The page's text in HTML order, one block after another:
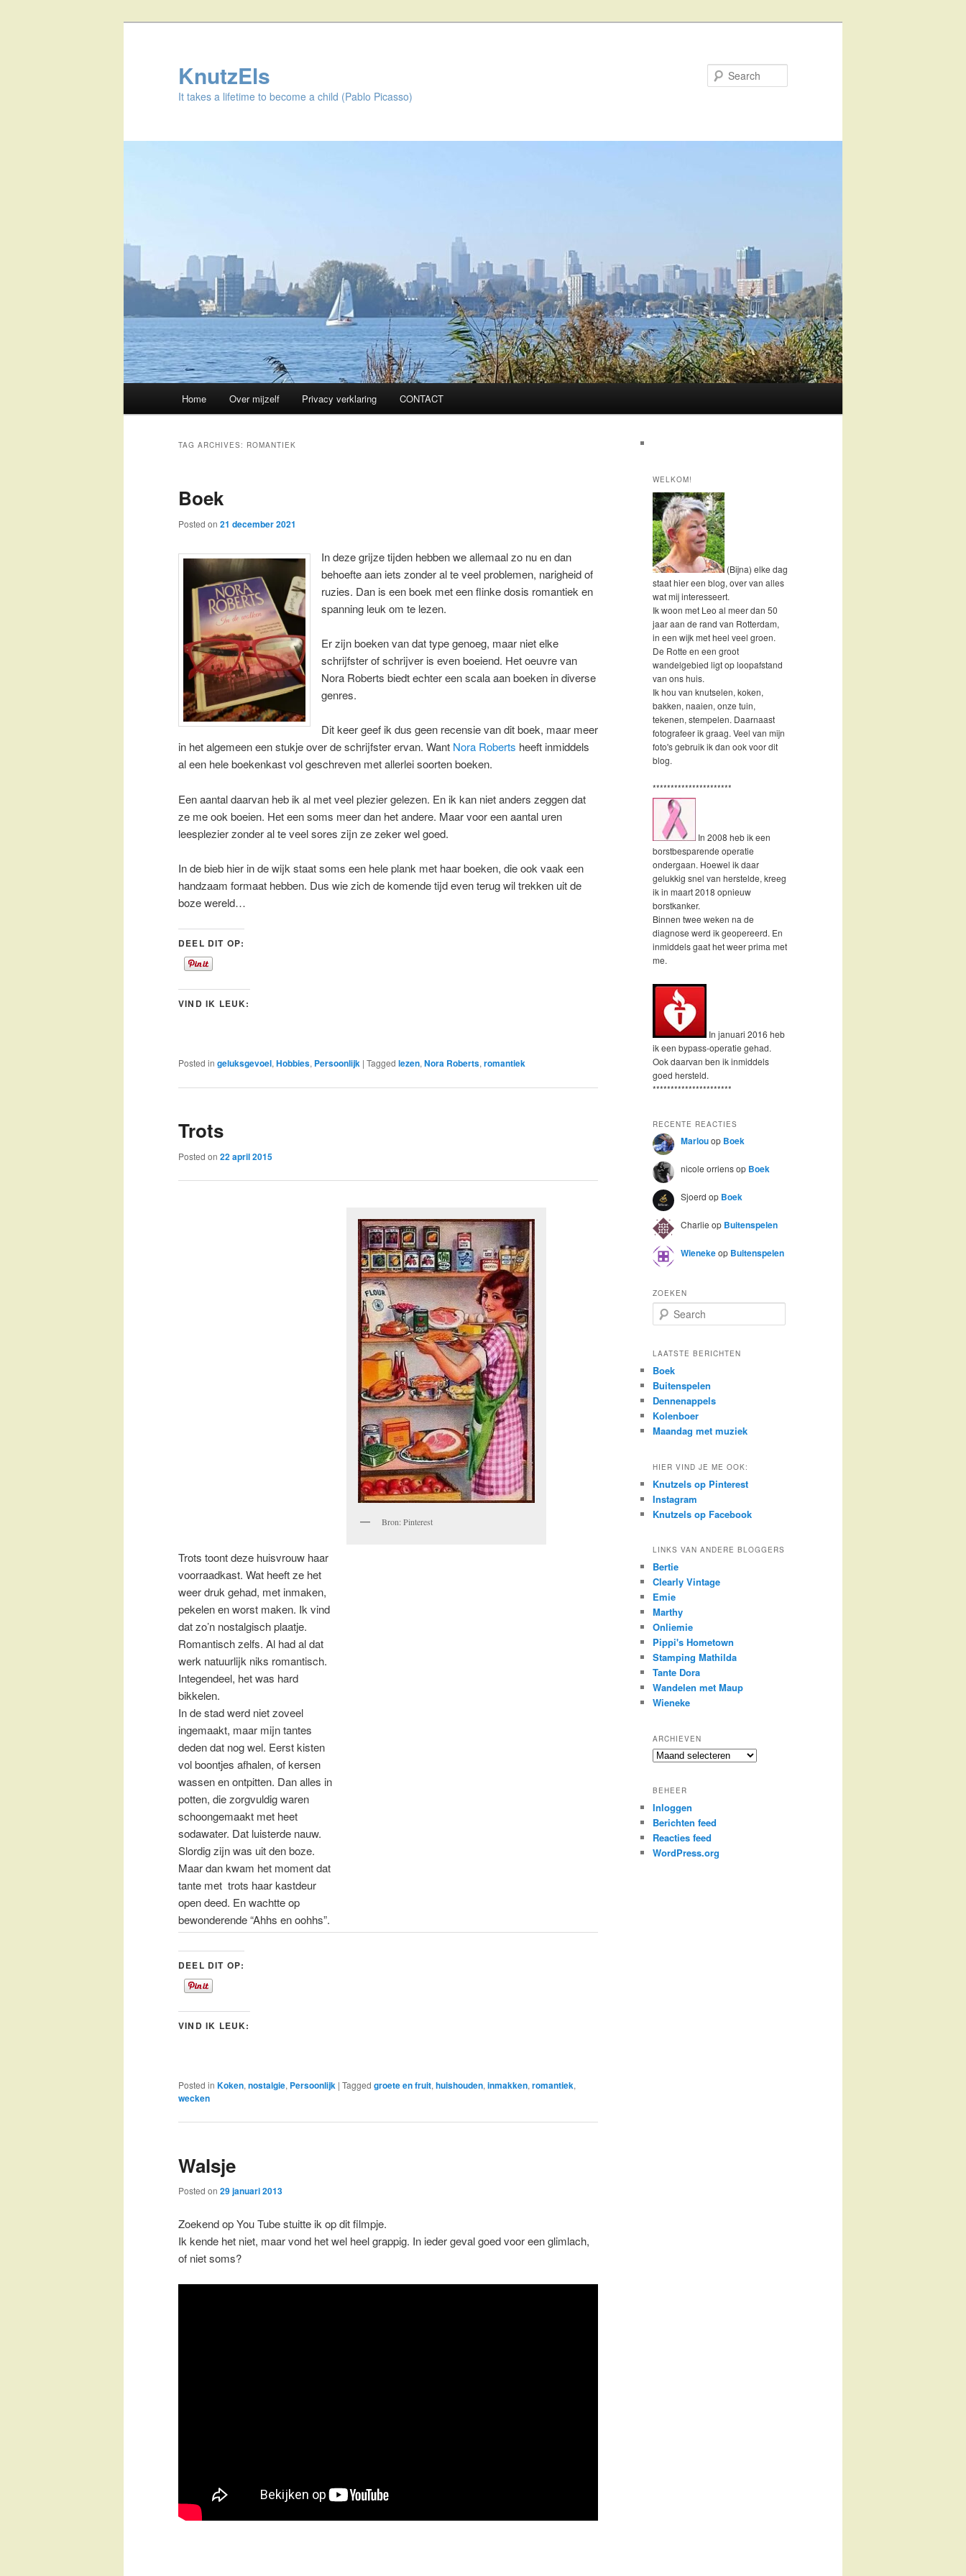
KnutzEls
It takes a lifetime to become a child (Pablo Picasso)
Skip
content
Skip
content
Home Over mijzelf Privacy verklaring CONTACT
TAG ARCHIVES: ROMANTIEK
Boek
Posted on 21 december 2021
In deze grijze tijden hebben we allemaal zo nu en dan
behoefte aan iets zonder al te veel problemen, narigheid of
ruzies. Dan is een boek met een flinke dosis romantiek en
spanning leuk om te lezen.
Er zijn boeken van dat type genoeg, maar niet elke
schrijfster of schrijver is even boeiend. Het oeuvre van
Nora Roberts biedt echter een scala aan boeken in diverse
genres.
Dit keer geef ik dus geen recensie van dit boek, maar meer
in het algemeen een stukje over de schrijfster ervan. Want Nora Roberts heeft inmiddels
al een hele boekenkast vol geschreven met allerlei soorten boeken.
Een aantal daarvan heb ik al met veel plezier gelezen. En ik kan niet anders zeggen dat
ze me ook boeien. Het een soms meer dan het andere. Maar voor een aantal uren
leesplezier zonder al te veel sores zijn ze zeker wel goed.
In de bieb hier in de wijk staat soms een hele plank met haar boeken, die ook vaak een
handzaam formaat hebben. Dus wie zich de komende tijd even terug wil trekken uit de
boze wereld…
DEEL DIT OP:
VIND IK LEUK:
Posted in geluksgevoel,Hobbies, Persoonlijk | Tagged lezen,Nora Roberts,romantiek
Trots
Posted on 22 april 2015
Trots toont deze huisvrouw haar
voorraadkast. Wat heeft ze het
weer druk gehad, met inmaken,
pekelen en worst maken. Ik vind
dat zo’n nostalgisch plaatje.
Romantisch zelfs. Al had al dat
werk natuurlijk niks romantisch.
Integendeel, het was hard
bikkelen.
In de stad werd niet zoveel
ingemaakt, maar mijn tantes
deden dat nog wel. Eerst kisten
vol boontjes afhalen, of kersen
wassen en ontpitten. Dan alles in
potten, die zorgvuldig waren
schoongemaakt met heet
sodawater. Dat luisterde nauw.
Slordig zijn was uit den boze.
Maar dan kwam het moment dat
tante met trots haar kastdeur
open deed. En wachtte op
bewonderende “Ahhs en oohhs”.
Bron: Pinterest
DEEL DIT OP:
VIND IK LEUK:
Posted in Koken, nostalgie, Persoonlijk | Tagged groete en fruit, huishouden, inmakken, romantiek,
wecken
Walsje
Posted on 29 januari 2013
Zoekend op You Tube stuitte ik op dit filmpje.
Ik kende het niet, maar vond het wel heel grappig. In ieder geval goed voor een glimlach,
of niet soms?
WELKOM!
(Bijna) elke dag
staat hier een blog, over van alles
wat mij interesseert.
Ik woon met Leo al meer dan 50
jaar aan de rand van Rotterdam,
in een wijk met heel veel groen.
De Rotte en een groot
wandelgebied ligt op loopafstand
van ons huis.
Ik hou van knutselen, koken,
bakken, naaien, onze tuin,
tekenen, stempelen. Daarnaast
fotografeer ik graag. Veel van mijn
foto's gebruik ik dan ook voor dit
blog.
**********************
In 2008 heb ik een
borstbesparende operatie
ondergaan. Hoewel ik daar
gelukkig snel van herstelde, kreeg
ik in maart 2018 opnieuw
borstkanker.
Binnen twee weken na de
diagnose werd ik geopereerd. En
inmiddels gaat het weer prima met
me.
In januari 2016 heb
ik een bypass-operatie gehad.
Ook daarvan ben ik inmiddels
goed hersteld.
**********************
RECENTE REACTIES
Marlouop Boek
nicole orriensop Boek
Sjoerd op Boek
Charlie op Buitenspelen
Wienekeop Buitenspelen
ZOEKEN
e
r
h
LAATSTE BERICHTEN
Boek
Buitenspelen
Dennenappels
Kolenboer
Maandag met muziek
HIER VIND JE ME OOK:
Knutzels op Pinterest
Instagram
Knutzels op Facebook
LINKS VAN ANDERE BLOGGERS
Bertie
Clearly Vintage
Emie
Marthy
Onliemie
Pippi's Hometown
Stamping Mathilda
Tante Dora
Wandelen met Maup
Wieneke
ARCHIEVEN
Archieven
BEHEER
Inloggen
Berichten feed
Reacties feed
WordPress.org